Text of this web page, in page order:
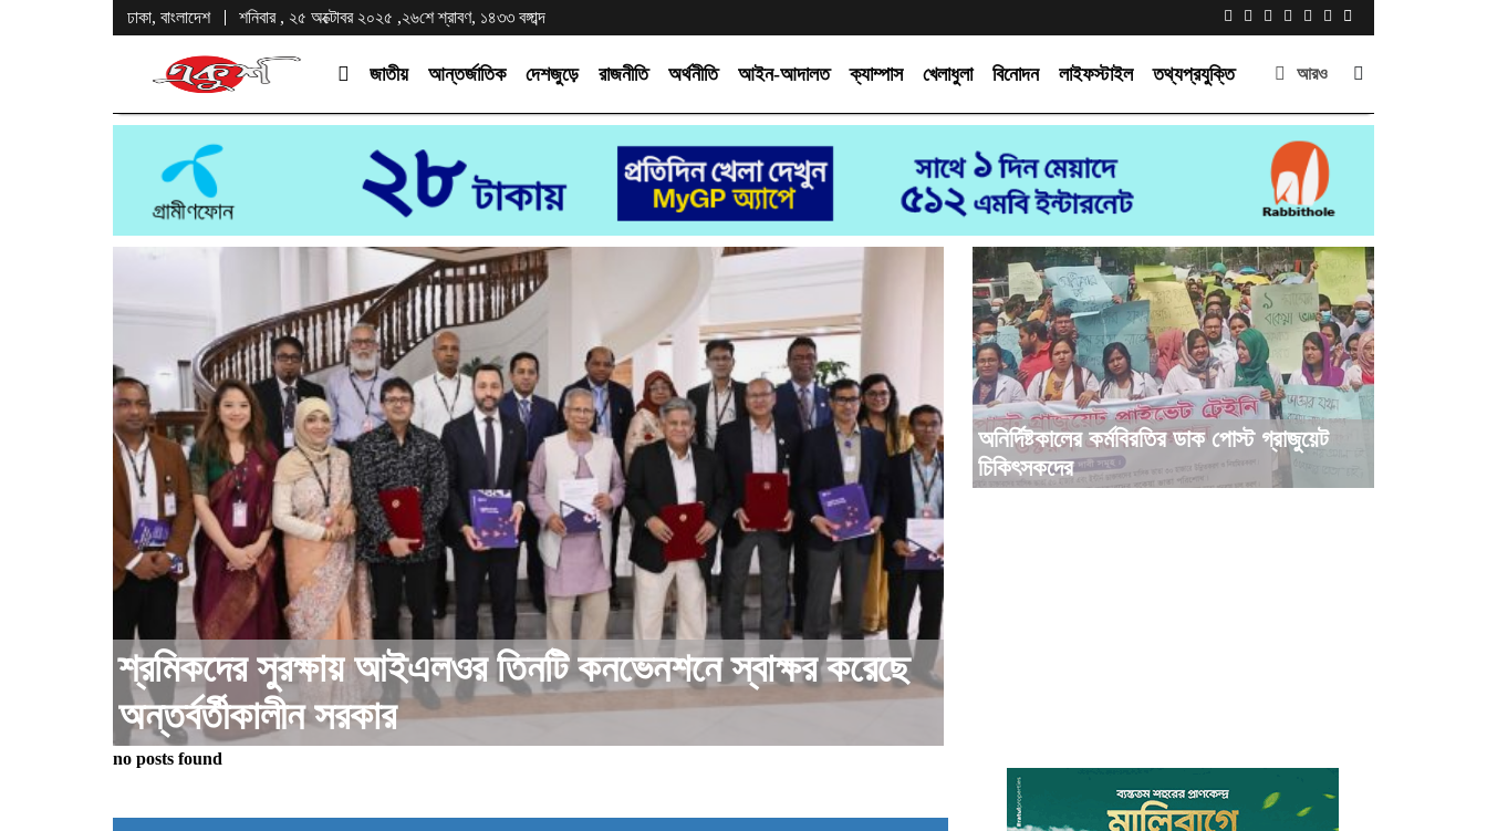
ঢাকা, বাংলাদেশ শনিবার , ২৫ অক্টোবর ২০২৫ ,২৬শে শ্রাবণ, ১৪৩৩ বঙ্গাব্দ
জাতীয় আন্তর্জাতিক দেশজুড়ে রাজনীতি অর্থনীতি আইন-আদালত ক্যাম্পাস খেলাধুলা বিনোদন লাইফস্টাইল তথ্যপ্রযুক্তি আরও
শ্রমিকদের সুরক্ষায় আইএলওর তিনটি কনভেনশনে স্বাক্ষর করেছে
অন্তর্বর্তীকালীন সরকার
অনির্দিষ্টকালের কর্মবিরতির ডাক পোস্ট গ্রাজুয়েট
চিকিৎসকদের
no posts found